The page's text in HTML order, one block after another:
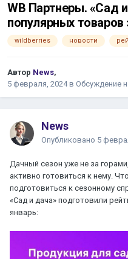
WB Партнеры. «Сад
популярных товаров
wildberries новости
Автор News,
5 февраля, 2024в Обсуждение
News
Опубликовано 5
Дачный сезон уже не за
активно готовиться к нему.
подготовиться к сезонному
«Сад и дача» подготовили
январь: